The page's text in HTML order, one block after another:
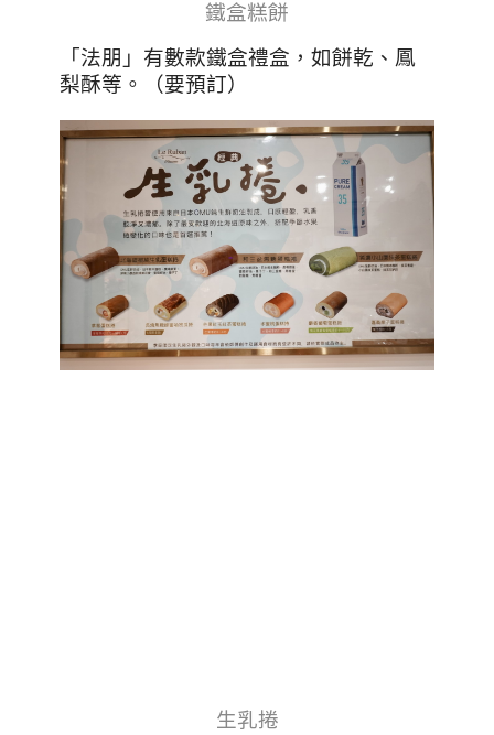
鐵盒糕餅
「法朋」有數款鐵盒禮盒，如餅乾、鳳
梨酥等 。（要預訂）
生乳捲